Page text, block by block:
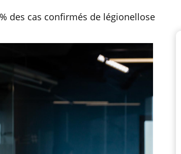
des cas confirmés de légionellose
aux